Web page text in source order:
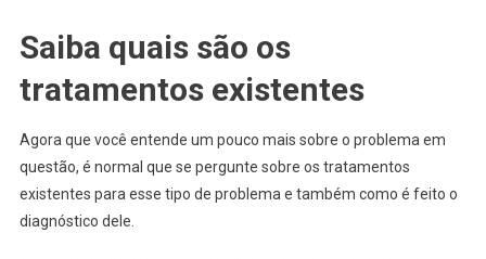
Saiba quais são os
tratamentos existentes
Agora que você entende um pouco mais sobre o problema em
questão, é normal que se pergunte sobre os tratamentos
existentes para esse tipo de problema e também como é feito o
diagnóstico dele.